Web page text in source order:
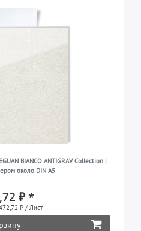
BIANCO ANTIGRAV Collection |
около DIN A5
₽ *
₽ / Лист